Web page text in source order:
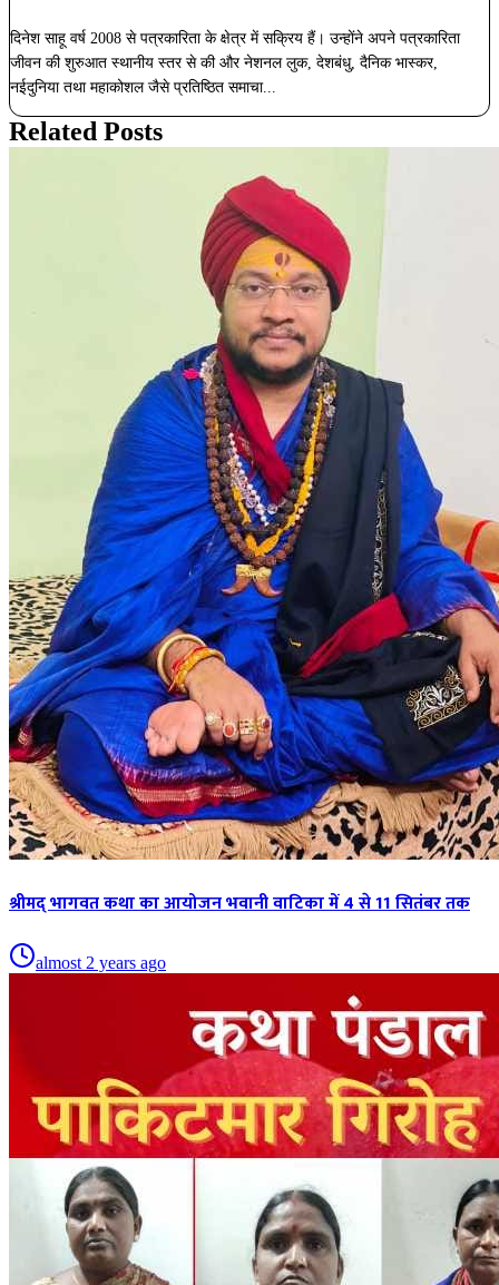
दिनेश साहू वर्ष 2008 से पत्रकारिता के क्षेत्र में सक्रिय हैं। उन्होंने अपने पत्रकारिता
जीवन की शुरुआत स्थानीय स्तर से की और नेशनल लुक, देशबंधु, दैनिक भास्कर,
नईदुनिया तथा महाकोशल जैसे प्रतिष्ठित समाचा...
Related Posts
श्रीमद् भागवत कथा का आयोजन भवानी वाटिका में 4 से 11 सितंबर तक
almost 2 years ago